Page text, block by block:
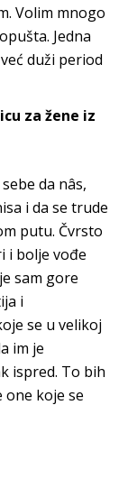
Volim mnogo
Jedna
duži period
za žene iz
da nâs,
i da se trude
putu. Čvrsto
i bolje vođe
sam gore
i
se u velikoj
im je
ispred. To bih
one koje se